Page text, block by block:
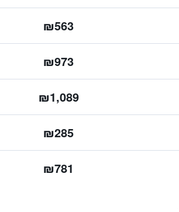
₪563
₪973
₪1,089
₪285
₪781